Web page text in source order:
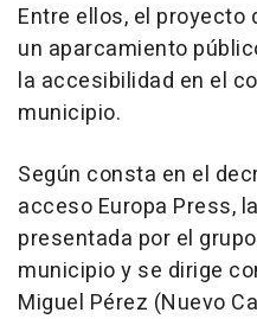
Entre ellos, el
un aparcamiento
la accesibilidad en el
municipio.
Según consta en el
acceso Europa Press,
presentada por el
municipio y se dirige
Miguel Pérez (Nuevo